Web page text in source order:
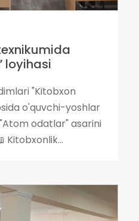
loyihasi
"Kitobxon
o'quvchi-yoshlar
odatlar" asarini
Kitobxonlik...